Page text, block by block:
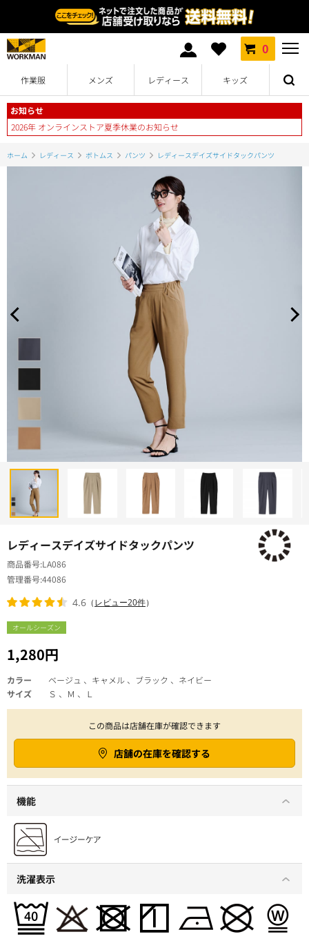
0
作業服 メンズ レディース キッズ
お知らせ
2026年 オンラインストア夏季休業のお知らせ
ホーム レディース ボトムス パンツ レディースデイズサイドタックパンツ
レディースデイズサイドタックパンツ
オールシーズン
1,280円
商品番号 LA086
管理番号44086
4.6 （レビュー20件）
カラー
ベージュ 、キャメル 、ブラック 、ネイビー
サイズ
Ｓ 、Ｍ 、Ｌ
この商品は店舗在庫が確認できます
店舗の在庫を確認する
機能
洗濯表示